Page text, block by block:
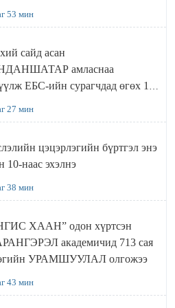
53 мин
сайд асан
амласнаа
ЕБС-ийн сурагчдад өгөх 10.
27 мин
цэцэрлэгийн бүртгэл энэ
10-наас эхэлнэ
38 мин
ХААН” одон хүртсэн
академичид 713 сая
УРАМШУУЛАЛ олгожээ
43 мин